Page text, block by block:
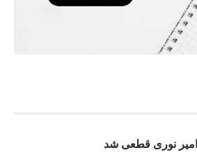
نوری قطعی شد